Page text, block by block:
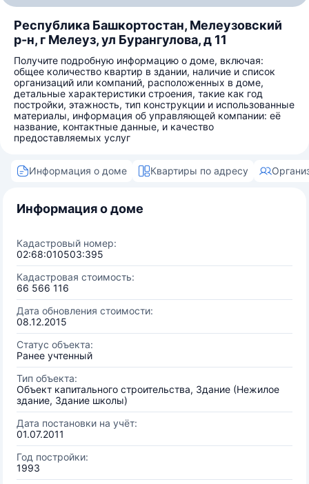
Республика Башкортостан, Мелеузовский
р-н, г Мелеуз, ул Бурангулова, д 11
Получите подробную информацию о доме, включая:
общее количество квартир в здании, наличие и список
организаций или компаний, расположенных в доме,
детальные характеристики строения, такие как год
постройки, этажность, тип конструкции и использованные
материалы, информация об управляющей компании: её
название, контактные данные, и качество
предоставляемых услуг
Информация о доме Квартиры по адресу
Информация о доме
Кадастровый номер:
02:68:010503:395
Кадастровая стоимость:
66 566 116
Дата обновления стоимости:
08.12.2015
Статус объекта:
Ранее учтенный
Тип объекта:
Объект капитального строительства, Здание (Нежилое
здание, Здание школы)
Дата постановки на учёт:
01.07.2011
Год постройки:
1993